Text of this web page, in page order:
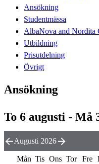
Ansökning
Studentmässa
AlbaNova and Nordita
Utbildning
Prisutdelning
Övrigt
Ansökning
To 6 augusti - Må
Augusti 2026
Mån Tis Ons Tor Fre